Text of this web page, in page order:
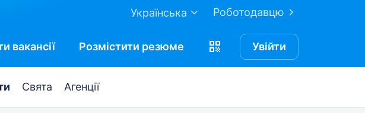
Роботодавцю
Українська
вакансії Розмістити резюме Увійти
Свята Агенції